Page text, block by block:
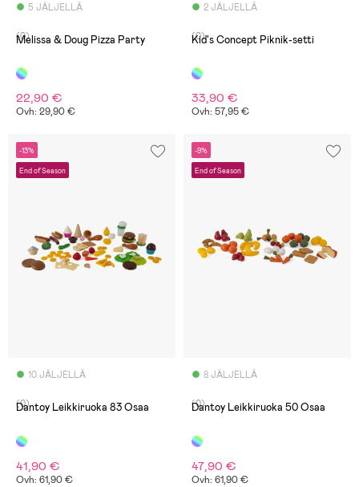
5 JÄLJELLÄ
(0)
Melissa & Doug Pizza Party
22,90 €
Ovh: 29,90 €
2 JÄLJELLÄ
(0)
Kid's Concept Piknik-setti
33,90 €
Ovh: 57,95 €
-13%
End of Season
10 JÄLJELLÄ
(0)
Dantoy Leikkiruoka 83 Osaa
41,90 €
Ovh: 61,90 €
-9%
End of Season
8 JÄLJELLÄ
(0)
Dantoy Leikkiruoka 50 Osaa
47,90 €
Ovh: 61,90 €